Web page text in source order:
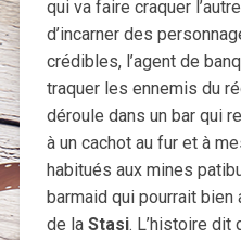
qui va faire craquer
d’incarner des
crédibles, l’agent de
traquer les ennemis du
déroule dans un bar qui
à un cachot au fur et à
habitués aux mines
barmaid qui pourrait
de la Stasi. L’histoire dit